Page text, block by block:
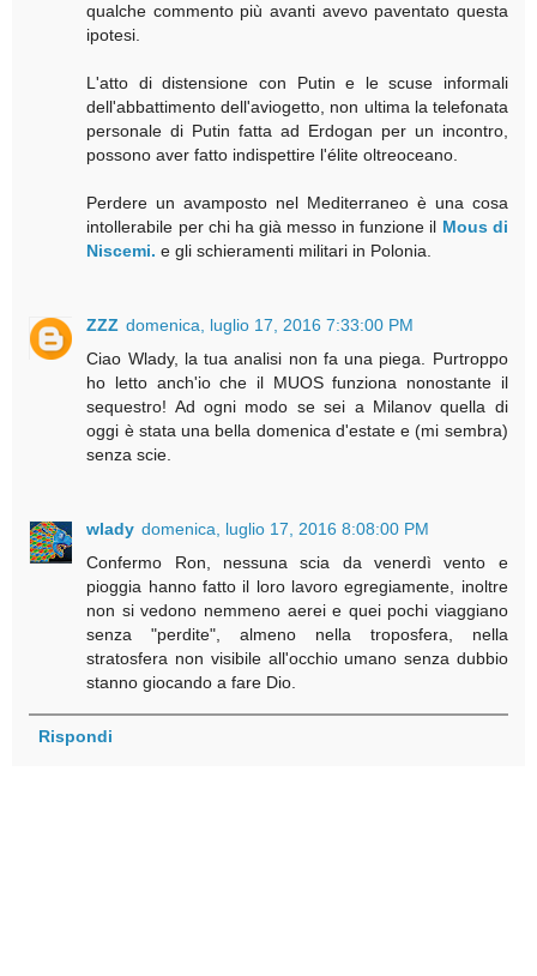
qualche commento più avanti avevo paventato questa
ipotesi.
L'atto di distensione con Putin e le scuse informali
dell'abbattimento dell'aviogetto, non ultima la telefonata
personale di Putin fatta ad Erdogan per un incontro,
possono aver fatto indispettire l'élite oltreoceano.
Perdere un avamposto nel Mediterraneo è una cosa
intollerabile per chi ha già messo in funzione il Mous di
Niscemi. e gli schieramenti militari in Polonia.
ZZZ domenica, luglio 17, 2016 7:33:00 PM
Ciao Wlady, la tua analisi non fa una piega. Purtroppo
ho letto anch'io che il MUOS funziona nonostante il
sequestro! Ad ogni modo se sei a Milanov quella di
oggi è stata una bella domenica d'estate e (mi sembra)
senza scie.
wlady domenica, luglio 17, 2016 8:08:00 PM
Confermo Ron, nessuna scia da venerdì vento e
pioggia hanno fatto il loro lavoro egregiamente, inoltre
non si vedono nemmeno aerei e quei pochi viaggiano
senza "perdite", almeno nella troposfera, nella
stratosfera non visibile all'occhio umano senza dubbio
stanno giocando a fare Dio.
Rispondi